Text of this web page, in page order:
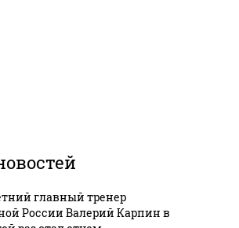
главный тренер
России Валерий Карпин в